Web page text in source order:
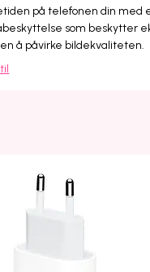
på telefonen din med
som beskytter
å påvirke bildekvaliteten.